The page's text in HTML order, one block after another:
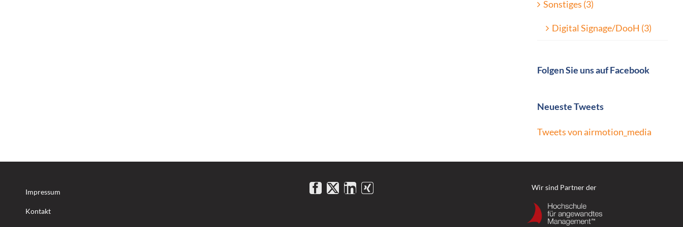
Sonstiges (3)
Digital Signage/DooH (3)
Folgen Sie uns auf Facebook
Neueste Tweets
Tweets von airmotion_media
Impressum
Kontakt
Wir sind Partner der